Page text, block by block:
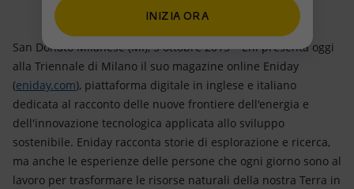
Net Zero
Modello satellitare
Energia accessibile
Innovazione
Scenari energetici
Collaborazioni per l'innovazione
Attività nel mondo
Mobilità
San Donato Milanese (MI), 5 ottobre 2015 – Eni presenta oggi
alla Triennale di Milano il suo magazine online Eniday
(eniday.com), piattaforma digitale in inglese e italiano
dedicata al racconto delle nuove frontiere dell'energia e
dell'innovazione tecnologica applicata allo sviluppo
sostenibile. Eniday racconta storie di esplorazione e ricerca,
ma anche le esperienze delle persone che ogni giorno sono al
lavoro per trasformare le risorse naturali della nostra Terra in
INIZIA ORA